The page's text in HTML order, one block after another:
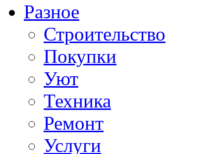
Разное
Строительство
Покупки
Уют
Техника
Ремонт
Услуги